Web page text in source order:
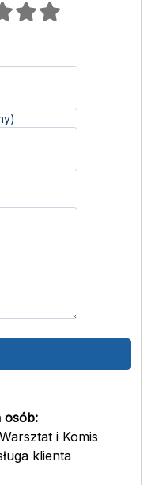
osób:
i Komis
klienta